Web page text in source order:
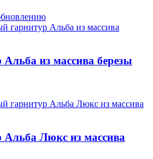
из массива березы
Люкс из массива